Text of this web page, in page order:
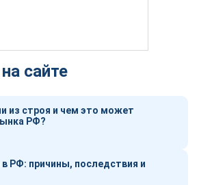
сайте
из строя и чем это может
РФ?
РФ: причины, последствия и